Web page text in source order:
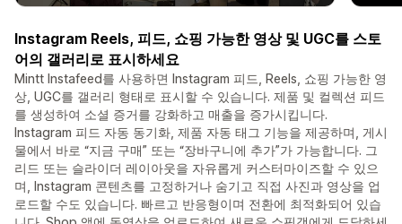
Instagram Reels, 피드, 쇼핑 가능한 영상 및 UGC를 스토
어의 갤러리로 표시하세요
Mintt Instafeed를 사용하면 Instagram 피드, Reels, 쇼핑 가능한 영
상, UGC를 갤러리 형태로 표시할 수 있습니다. 제품 및 컬렉션 피드
를 생성하여 소셜 증거를 강화하고 매출을 증가시킵니다.
Instagram 피드 자동 동기화, 제품 자동 태그 기능을 제공하며, 게시
물에서 바로 “지금 구매” 또는 “장바구니에 추가”가 가능합니다. 그
리드 또는 슬라이더 레이아웃을 자유롭게 커스터마이즈할 수 있으
며, Instagram 콘텐츠를 고정하거나 숨기고 직접 사진과 영상을 업
로드할 수도 있습니다. 빠르고 반응형이며 전환에 최적화되어 있습